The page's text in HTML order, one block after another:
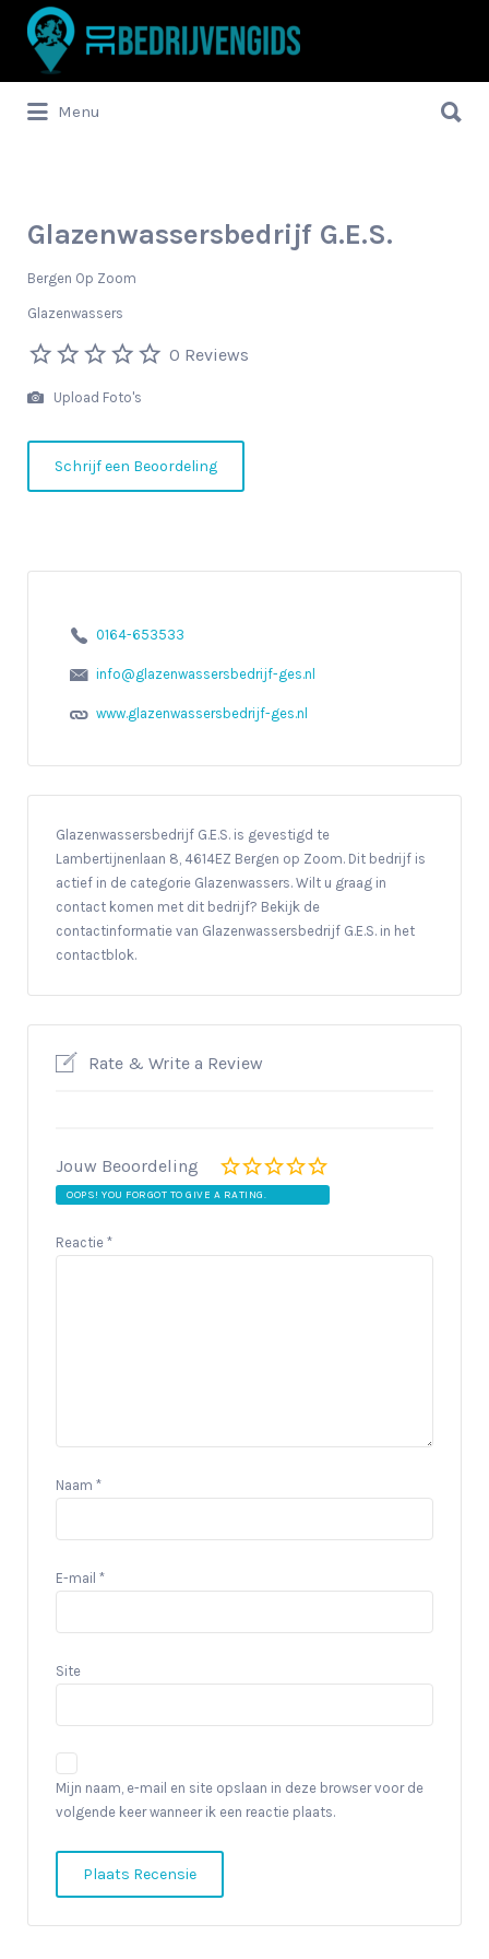
Zoek
naar:
Menu
naar:
Glazenwassersbedrijf G.E.S.
Bergen Op Zoom
Glazenwassers
0 Reviews
Upload Foto's
Schrijf een Beoordeling
0164-653533
info@glazenwassersbedrijf-ges.nl
www.glazenwassersbedrijf-ges.nl
Glazenwassersbedrijf G.E.S. is gevestigd te
Lambertijnenlaan 8, 4614EZ Bergen op Zoom. Dit bedrijf is
actief in de categorie Glazenwassers. Wilt u graag in
contact komen met dit bedrijf? Bekijk de
contactinformatie van Glazenwassersbedrijf G.E.S. in het
contactblok.
Rate & Write a Review
Jouw Beoordeling
OOPS! YOU FORGOT TO GIVE A RATING.
Reactie *
Naam *
E-mail *
Site
Mijn naam, e-mail en site opslaan in deze browser voor de
volgende keer wanneer ik een reactie plaats.